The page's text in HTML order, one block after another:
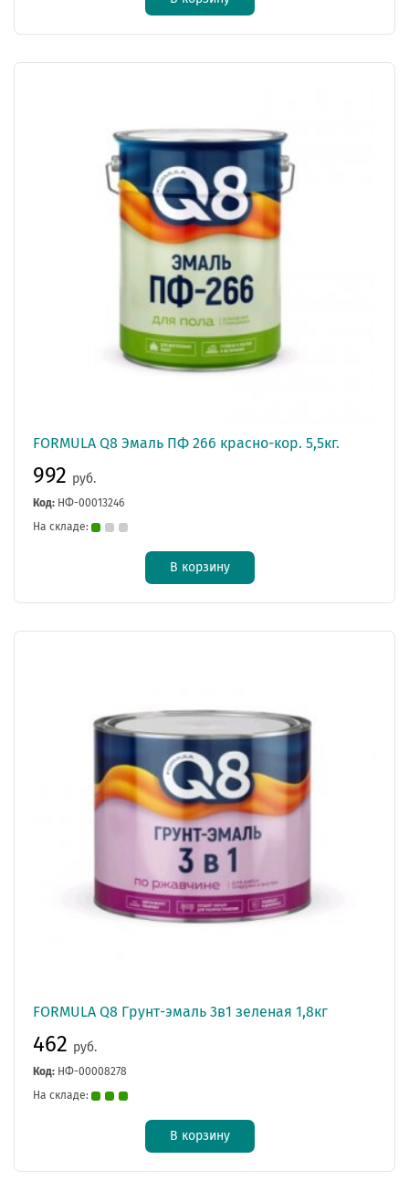
FORMULA Q8 Эмаль ПФ 266 красно-кор. 5,5кг.
992 руб.
Код: НФ-00013246
На складе:
В корзину
FORMULA Q8 Грунт-эмаль 3в1 зеленая 1,8кг
462 руб.
Код: НФ-00008278
На складе:
В корзину